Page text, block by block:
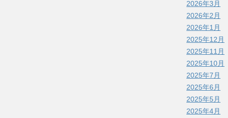
2026年3月
2026年2月
2026年1月
2025年12月
2025年11月
2025年10月
2025年7月
2025年6月
2025年5月
2025年4月